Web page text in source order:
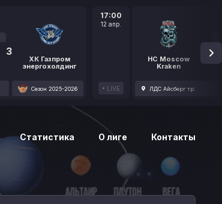
3
ХК Газпром
энергохолдинг
Сезон 2025-2026
17:00
12 апр.
LIVE
HC Moscow
Kraken
1
ЛДС Айсберг тр.
Статистика О лиге Контакты